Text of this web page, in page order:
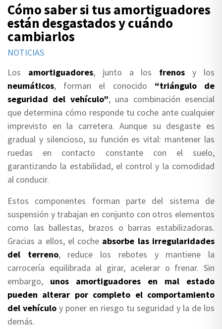
Cómo saber si tus amortiguadores
están desgastados y cuándo
cambiarlos
NOTICIAS
Los amortiguadores, junto a los frenos y los
neumáticos, forman el conocido “triángulo de
seguridad del vehículo”, una combinación esencial
que determina cómo responde tu coche ante cualquier
imprevisto en la carretera. Aunque su desgaste es
gradual y silencioso, su función es vital: mantener las
ruedas en contacto constante con el suelo,
garantizando la estabilidad, el control y la comodidad
al conducir.
Estos componentes forman parte del sistema de
suspensión y trabajan en conjunto con otros elementos
como las ballestas, brazos o barras estabilizadoras.
Gracias a ellos, el coche absorbe las irregularidades
del terreno, reduce los rebotes y mantiene la
carrocería equilibrada al girar, acelerar o frenar. Sin
embargo, unos amortiguadores en mal estado
pueden alterar por completo el comportamiento
del vehículo y poner en riesgo tu seguridad y la de los
demás.